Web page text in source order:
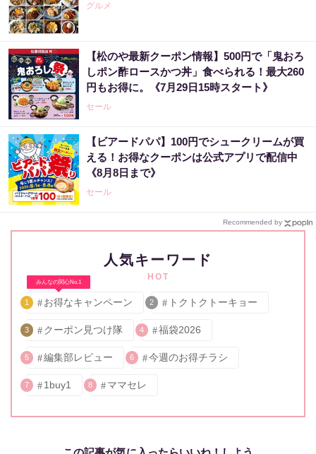
グルメ
【松のや最新クーポン情報】500円で「鬼おろ
しポン酢ロースかつ丼」食べられる！最大260
円もお得に。《7月29日15時スタート》
セール
【ビアードパパ】100円でシュークリームが買
える！お得なクーポンは公式アプリで配信中
《8月8日まで》
セール
Recommended by
人気キーワード
HOT
みんなの関心No.1
1 お得なキャンペーン 2 トクトクトーキョー
3 クーポン見つけ隊 4 福袋2026
5 編集部レビュー 6 今週のお得チラシ
7 1buy1 8 ママセレ